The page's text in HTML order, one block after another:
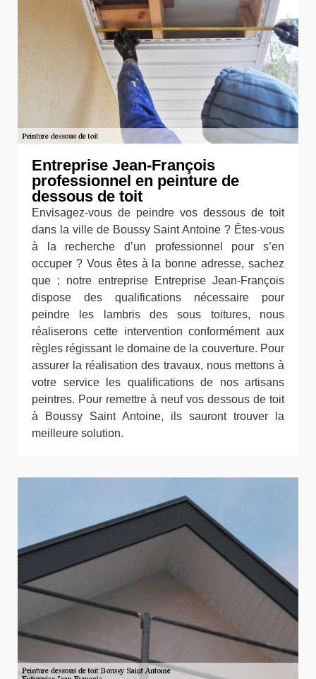
Entreprise Jean-François
professionnel en peinture de
dessous de toit
Envisagez-vous de peindre vos dessous de toit
dans la ville de Boussy Saint Antoine ? Êtes-vous
à la recherche d’un professionnel pour s’en
occuper ? Vous êtes à la bonne adresse, sachez
que ; notre entreprise Entreprise Jean-François
dispose des qualifications nécessaire pour
peindre les lambris des sous toitures, nous
réaliserons cette intervention conformément aux
règles régissant le domaine de la couverture. Pour
assurer la réalisation des travaux, nous mettons à
votre service les qualifications de nos artisans
peintres. Pour remettre à neuf vos dessous de toit
à Boussy Saint Antoine, ils sauront trouver la
meilleure solution.